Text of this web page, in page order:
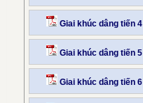
Giai khúc dâng tiến 4
Giai khúc dâng tiến 5
Giai khúc dâng tiến 6